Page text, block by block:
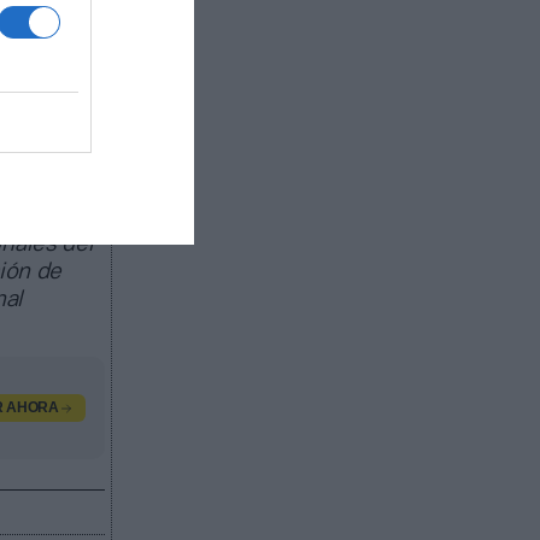
entre
del
de
AHORA